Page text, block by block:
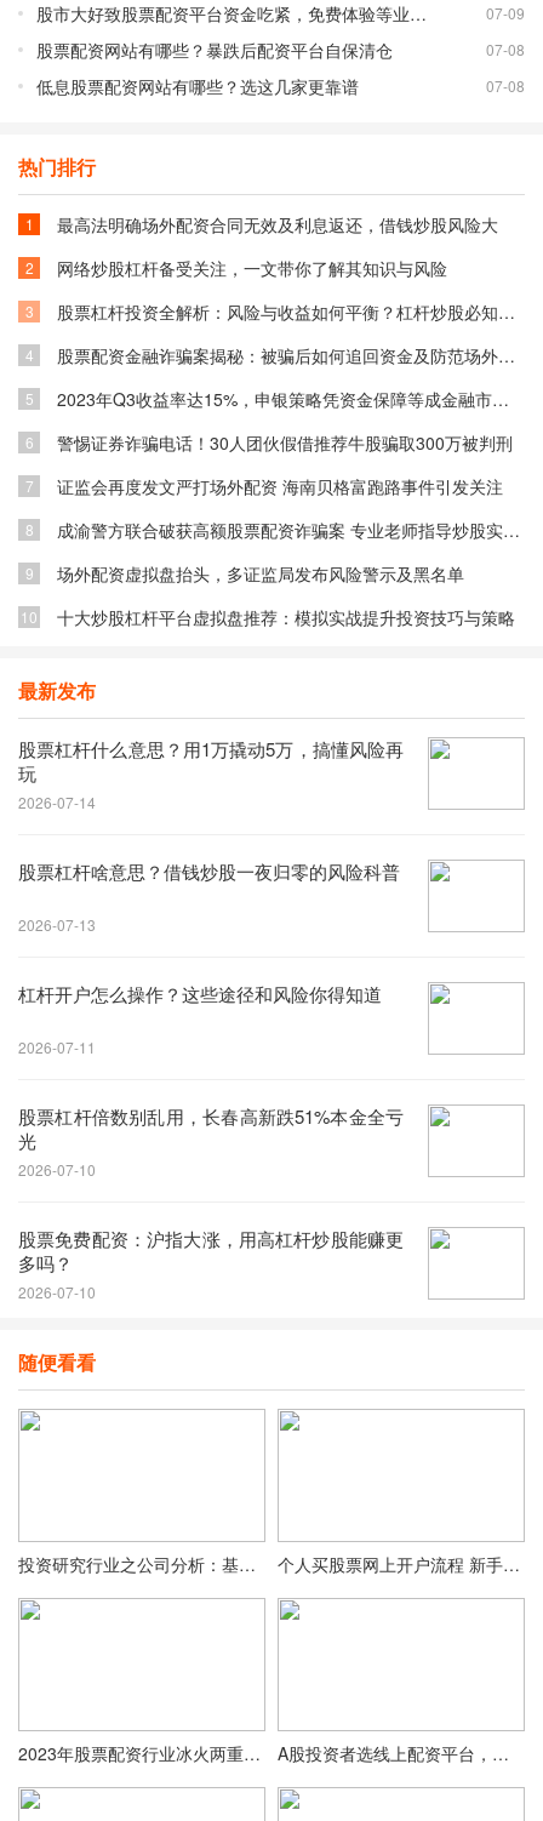
股市大好致股票配资平台资金吃紧，免费体验等业务调整 07-09
股票配资网站有哪些？暴跌后配资平台自保清仓 07-08
低息股票配资网站有哪些？选这几家更靠谱 07-08
热门排行
1 最高法明确场外配资合同无效及利息返还，借钱炒股风险大
2 网络炒股杠杆备受关注，一文带你了解其知识与风险
3 股票杠杆投资全解析：风险与收益如何平衡？杠杆炒股必知技巧
4 股票配资金融诈骗案揭秘：被骗后如何追回资金及防范场外配资风险
5 2023年Q3收益率达15%，申银策略凭资金保障等成金融市场关注焦点
6 警惕证券诈骗电话！30人团伙假借推荐牛股骗取300万被判刑
7 证监会再度发文严打场外配资 海南贝格富跑路事件引发关注
8 成渝警方联合破获高额股票配资诈骗案 专业老师指导炒股实为骗局
9 场外配资虚拟盘抬头，多证监局发布风险警示及黑名单
10 十大炒股杠杆平台虚拟盘推荐：模拟实战提升投资技巧与策略
最新发布
股票杠杆什么意思？用1万撬动5万，搞懂风险再
玩
2026-07-14
股票杠杆啥意思？借钱炒股一夜归零的风险科普
2026-07-13
杠杆开户怎么操作？这些途径和风险你得知道
2026-07-11
股票杠杆倍数别乱用，长春高新跌51%本金全亏
光
2026-07-10
股票免费配资：沪指大涨，用高杠杆炒股能赚更
多吗？
2026-07-10
随便看看
投资研究行业之公司分析：基本面及财务报表分析方法详解？ 个人买股票网上开户流程 新手入门7步指南
2023年股票配资行业冰火两重天，规模年均增18.7%？ A股投资者选线上配资平台，看重交易系统等多方面因素